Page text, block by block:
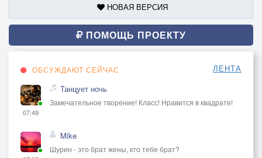
НОВАЯ ВЕРСИЯ
ПОМОЩЬ ПРОЕКТУ
ОБСУЖДАЮТ СЕЙЧАС ЛЕНТА
07:49
Танцует ночь
Замечательное творение! Класс! Нравится в квадрате!
Mike
Шурин - это брат жены, кто тебе брат?